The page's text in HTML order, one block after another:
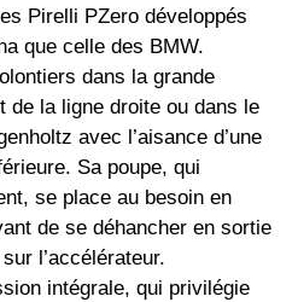
Pirelli PZero développés
que celle des BMW.
dans la grande
de la ligne droite ou dans le
avec l’aisance d’une
Sa poupe, qui
se place au besoin en
de se déhancher en sortie
l’accélérateur.
intégrale, qui privilégie